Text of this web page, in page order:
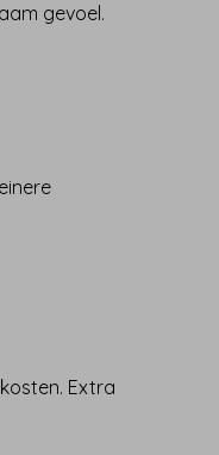
gevoel.
Extra